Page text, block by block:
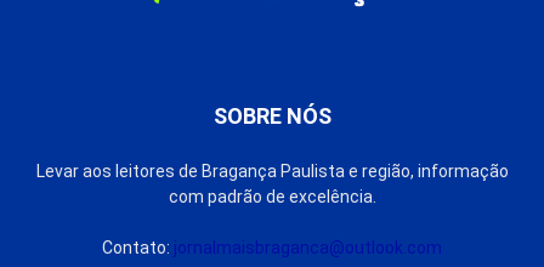
SOBRE NÓS
Levar aos leitores de Bragança Paulista e região, informação
com padrão de excelência.
Contato: jornalmaisbraganca@outlook.com